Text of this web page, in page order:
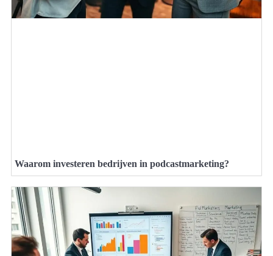
Waarom investeren bedrijven in podcastmarketing?